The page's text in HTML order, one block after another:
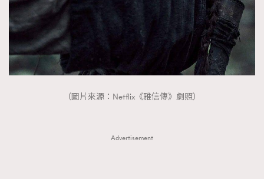
（圖片來源：Netflix《雅信傳》劇照）
Advertisement